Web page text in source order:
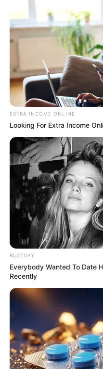
Magnetic Floating Bed:
Mil?
BRAINBERRIES
10 Foods That Instantly
BRAINBERRIES
She Took Her Love For
BRAINBERRIES
เว็บไซต์นี้ใช้คุกกี้
เพื่อการนำเสนอเนื้อหาที่ดี รวมถึง
ประสบการณ์ที่ดีบนบริการของเว็บไซ
ไม่มีการปรับตั้งค่าใดๆนั้น แสดงว่าคุ
ยอมรับ เรียนรู้เพิ่มเติม
EXTRA INCOME ONLINE
Looking For Extra Income
BUZZDAY
Everybody Wanted To Date
Recently